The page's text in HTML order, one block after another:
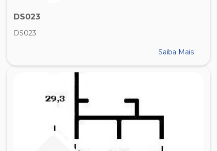
DS023
DS023
Saiba Mais